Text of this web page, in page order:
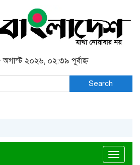
অগাস্ট ২০২৬, ০২:৩৯ পূর্বাহ্ন
Search